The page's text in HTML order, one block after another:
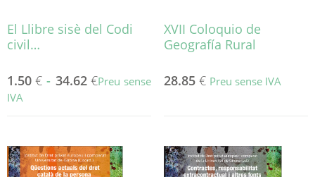
El Llibre sisè del Codi
civil…
1.50 € - 34.62 €Preu sense
IVA
té
diverses
XVII Coloquio de
Geografía Rural
28.85 € Preu sense IVA